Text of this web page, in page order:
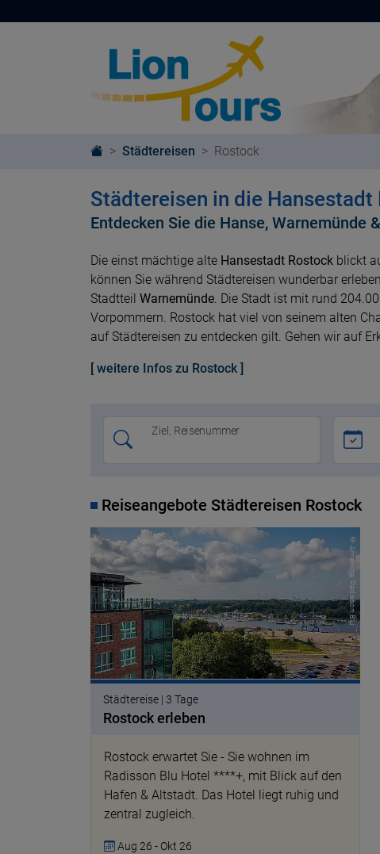
Städtereisen Rostock
Städtereisen in die Hansestadt
Entdecken Sie die Hanse, Warnemünde
Die einst mächtige alte Hansestadt Rostock blickt
können Sie während Städtereisen wunderbar
Stadtteil Warnemünde. Die Stadt ist mit rund
Vorpommern. Rostock hat viel von seinem alten
auf Städtereisen zu entdecken gilt. Gehen wir auf
[ weitere Infos zu Rostock ]
Ziel, Reisenummer
Reiseangebote Städtereisen Rostock
© Ameropa, Radisson Blu
Städtereise | 3 Tage
Rostock erleben
Rostock erwartet Sie - Sie wohnen im
Radisson Blu Hotel ****+, mit Blick auf den
Hafen & Altstadt. Das Hotel liegt ruhig und
zentral zugleich.
Aug 26 - Okt 26